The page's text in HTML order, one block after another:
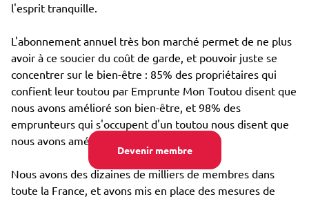
Devenir membre
l'esprit tranquille.
L'abonnement annuel très bon marché permet de ne plus
avoir à ce soucier du coût de garde, et pouvoir juste se
concentrer sur le bien-être : 85% des propriétaires qui
confient leur toutou par Emprunte Mon Toutou disent que
nous avons amélioré son bien-être, et 98% des
emprunteurs qui s'occupent d'un toutou nous disent que
nous avons amélioré leur propre bien-être.
Nous avons des dizaines de milliers de membres dans
toute la France, et avons mis en place des mesures de